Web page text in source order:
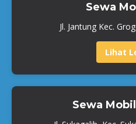
Sewa
Jl. Jantung Kec.
Lihat
Sewa